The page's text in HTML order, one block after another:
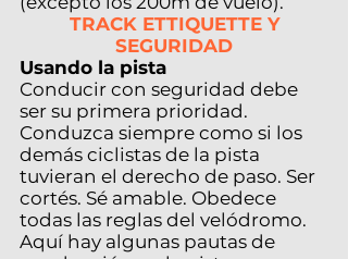
TRACK ETTIQUETTE Y
SEGURIDAD
Usando la pista
Conducir con seguridad debe
ser su primera prioridad.
Conduzca siempre como si los
demás ciclistas de la pista
tuvieran el derecho de paso. Ser
cortés. Sé amable. Obedece
todas las reglas del velódromo.
Aquí hay algunas pautas de